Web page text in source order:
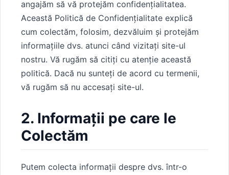
angajăm să vă protejăm confidențialitatea.
Această Politică de Confidențialitate explică
cum colectăm, folosim, dezvăluim și protejăm
informațiile dvs. atunci când vizitați site-ul
nostru. Vă rugăm să citiți cu atenție această
politică. Dacă nu sunteți de acord cu termenii,
vă rugăm să nu accesați site-ul.
2. Informații pe care le
Colectăm
Putem colecta informații despre dvs. într-o